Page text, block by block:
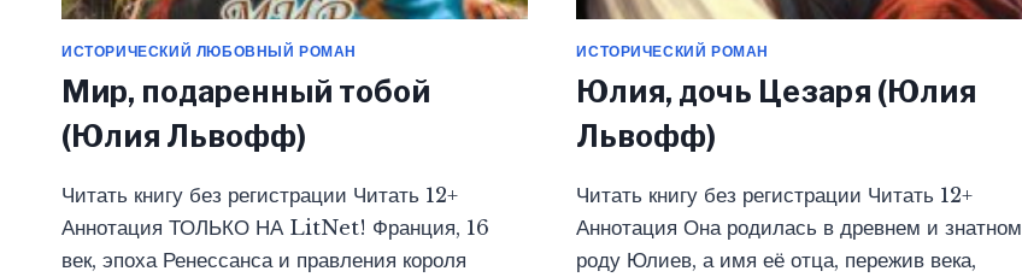
ИСТОРИЧЕСКИЙ ЛЮБОВНЫЙ РОМАН
Мир, подаренный тобой
(Юлия Львофф)
Читать книгу без регистрации Читать 12+
Аннотация ТОЛЬКО НА LitNet! Франция, 16
век, эпоха Ренессанса и правления короля
ИСТОРИЧЕСКИЙ РОМАН
Юлия, дочь Цезаря (Юлия
Львофф)
Читать книгу без регистрации Читать 12+
Аннотация Она родилась в древнем и знатном
роду Юлиев, а имя её отца, пережив века,